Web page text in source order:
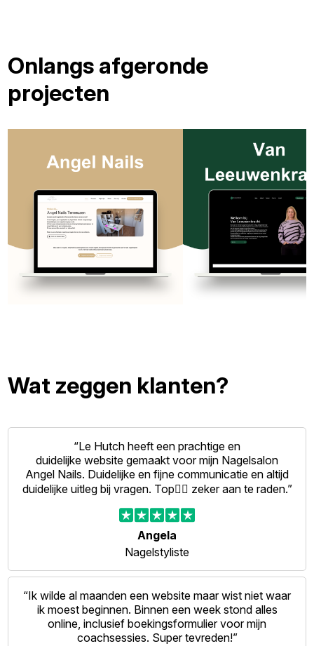
Onlangs afgeronde
projecten
Wat zeggen klanten?
“Le Hutch heeft een prachtige en
duidelijke website gemaakt voor mijn Nagelsalon
Angel Nails. Duidelijke en fijne communicatie en altijd
duidelijke uitleg bij vragen. Top👍🏻 zeker aan te raden.”
Angela
Nagelstyliste
“Ik wilde al maanden een website maar wist niet waar
ik moest beginnen. Binnen een week stond alles
online, inclusief boekingsformulier voor mijn
coachsessies. Super tevreden!”